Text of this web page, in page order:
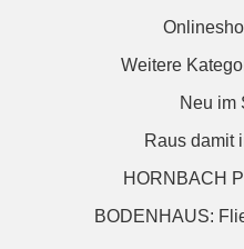
Weitere
Neu im
Raus damit
HORNBACH
BODENHAUS: